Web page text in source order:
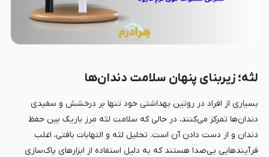
لثه؛ زیربنای پنهان سلامت دندان‌ها
بسیاری از افراد در روتین بهداشتی خود تنها بر درخشش و سفیدی
دندان‌ها تمرکز می‌کنند، در حالی که سلامت لثه مرز باریک بین حفظ
دندان و از دست دادن آن است. تحلیل لثه و التهابات بافتی، اغلب
فرآیندهایی بی‌صدا هستند که به دلیل استفاده از ابزارهای پاک‌سازی